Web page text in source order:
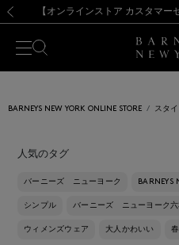
【夏季休業に伴う出荷一時
熊本県を中心とした地震の影
【開催中】SUMMER
【夏季休業に伴う出荷一時
BARNEYS NEW YORK ONLINE STORE スタ
人気のタグ
バーニーズ ニューヨーク BARNEYS
シンプル バーニーズ ニューヨーク六
ウィメンズウェア 大人かわいい